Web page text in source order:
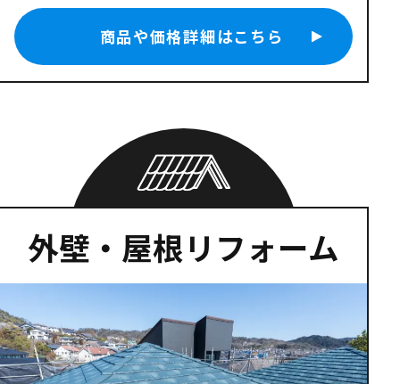
商品や価格詳細はこちら
外壁・屋根リフォーム